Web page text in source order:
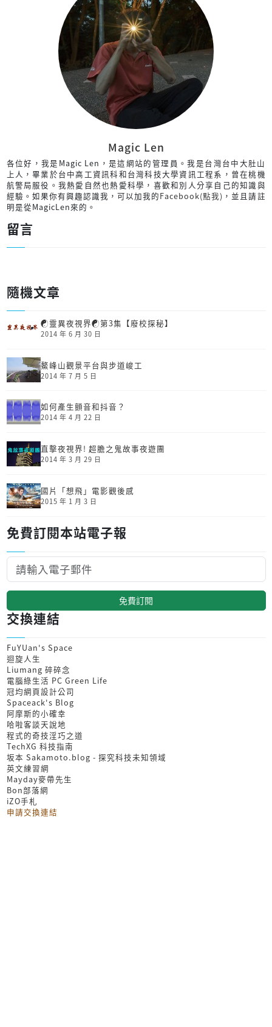
Magic Len
各位好，我是Magic Len，是這網站的管理員。我是台灣台中大肚山
上人，畢業於台中高工資訊科和台灣科技大學資訊工程系，曾在桃機
航警局服役。我熱愛自然也熱愛科學，喜歡和別人分享自己的知識與
經驗。如果你有興趣認識我，可以加我的Facebook(點我) ，並且請註
明是從MagicLen來的。
留言
隨機文章
☯靈異夜視界☯第3集【廢校探秘】
2014 年 6 月 30 日
鰲峰山觀景平台與步道峻工
2014 年 7 月 5 日
如何產生顫音和抖音？
2014 年 4 月 22 日
直擊夜視界! 超膽之鬼故事夜遊團
2014 年 3 月 29 日
國片「想飛」電影觀後感
2015 年 1 月 3 日
免費訂閱本站電子報
免費訂閱
交換連結
FuYUan's Space
迴旋人生
Liumang 碎碎念
電腦綠生活 PC Green Life
冠均網頁設計公司
Spaceack's Blog
阿摩斯的小確幸
哈啦客談天說地
程式的奇技淫巧之道
TechXG 科技指南
坂本 Sakamoto.blog - 探究科技未知領域
英文練習網
Mayday麥帶先生
Bon部落網
iZO手札
申請交換連結